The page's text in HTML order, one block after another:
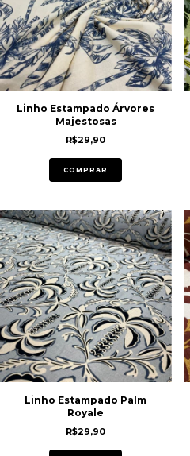
Linho Estampado Árvores
Majestosas
R$29,90
COMPRAR
Linho Estampado Palm
Royale
R$29,90